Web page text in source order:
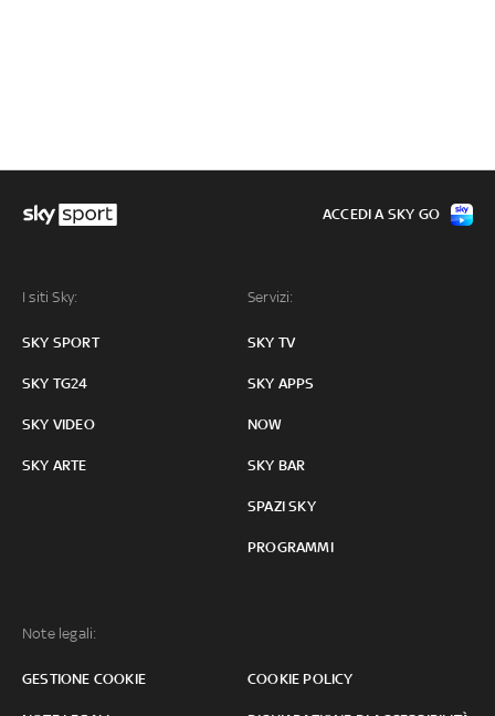
I siti Sky:
SKY SPORT
SKY TG24
SKY VIDEO
SKY ARTE
Servizi:
SKY TV
SKY APPS
NOW
SKY BAR
SPAZI SKY
PROGRAMMI
Note legali:
GESTIONE COOKIE COOKIE POLICY
ACCEDI A SKY GO